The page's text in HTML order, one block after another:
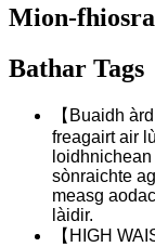
Mion-
Bathar Tags
【Buaidh
freagairt air
sònraichte
measg
làidir.
【HIGH